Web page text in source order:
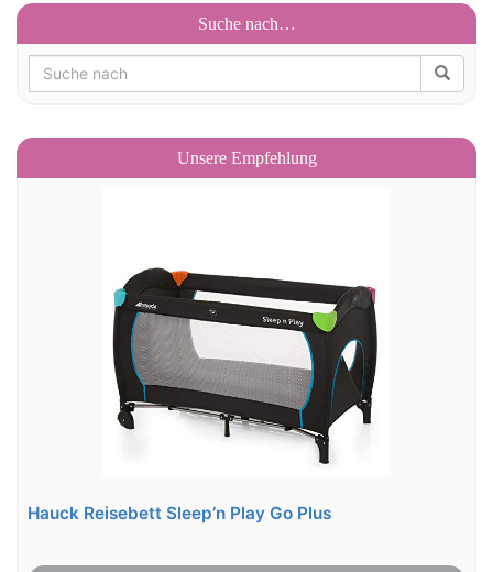
Suche nach…
Unsere Empfehlung
Hauck Reisebett Sleep’n Play Go Plus